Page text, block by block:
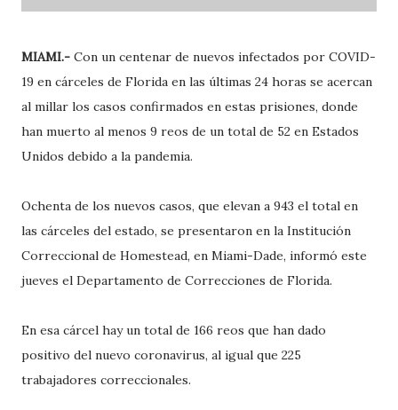
MIAMI.- Con un centenar de nuevos infectados por COVID-
19 en cárceles de Florida en las últimas 24 horas se acercan
al millar los casos confirmados en estas prisiones, donde
han muerto al menos 9 reos de un total de 52 en Estados
Unidos debido a la pandemia.
Ochenta de los nuevos casos, que elevan a 943 el total en
las cárceles del estado, se presentaron en la Institución
Correccional de Homestead, en Miami-Dade, informó este
jueves el Departamento de Correcciones de Florida.
En esa cárcel hay un total de 166 reos que han dado
positivo del nuevo coronavirus, al igual que 225
trabajadores correccionales.